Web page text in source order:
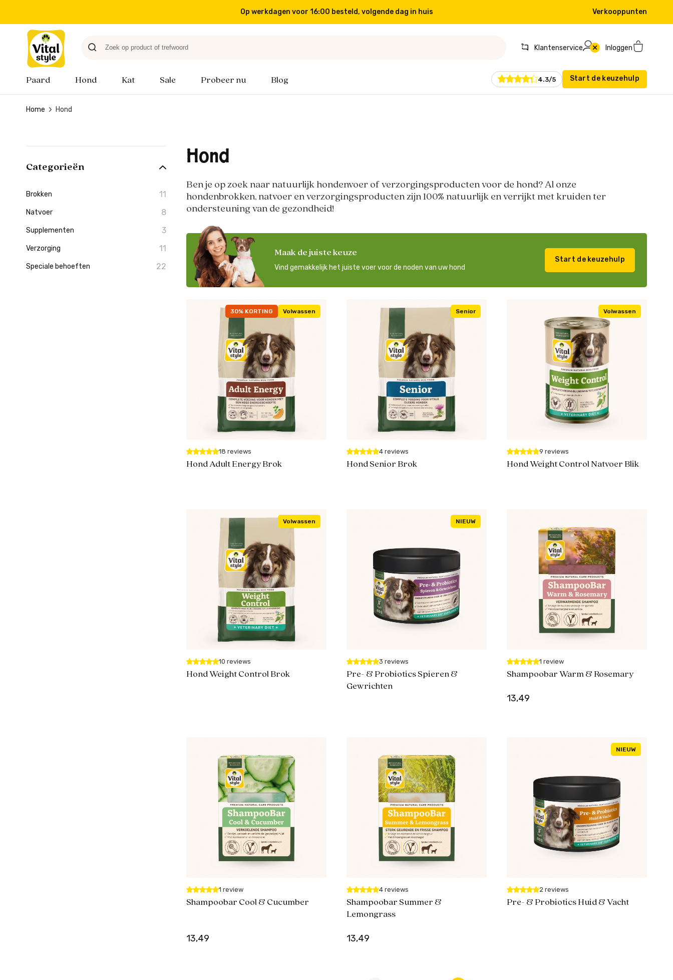
Op werkdagen voor 16:00 besteld, volgende dag in huis Verkooppunten
Klantenservice Inloggen
Paard Hond Kat Sale Probeer nu Blog 4.3/5 Start de keuzehulp
Home Hond
Categorieën
Brokken 11
Natvoer 8
Supplementen 3
Verzorging 11
Speciale behoeften 22
Hond
Ben je op zoek naar natuurlijk hondenvoer of verzorgingsproducten voor de hond? Al onze
hondenbrokken, natvoer en verzorgingsproducten zijn 100% natuurlijk en verrijkt met kruiden ter
ondersteuning van de gezondheid!
Maak de juiste keuze
Vind gemakkelijk het juiste voer voor de noden van uw hond
Start de keuzehulp
Volwassen
30% KORTING
18 reviews
Hond Adult Energy Brok
Senior
4 reviews
Hond Senior Brok
Volwassen
9 reviews
Hond Weight Control Natvoer Blik
Volwassen
10 reviews
Hond Weight Control Brok
NIEUW
3 reviews
Pre- & Probiotics Spieren &
Gewrichten
1 review
Shampoobar Warm & Rosemary
13,49
1 review
Shampoobar Cool & Cucumber
13,49
4 reviews
Shampoobar Summer &
Lemongrass
13,49
NIEUW
2 reviews
Pre- & Probiotics Huid & Vacht